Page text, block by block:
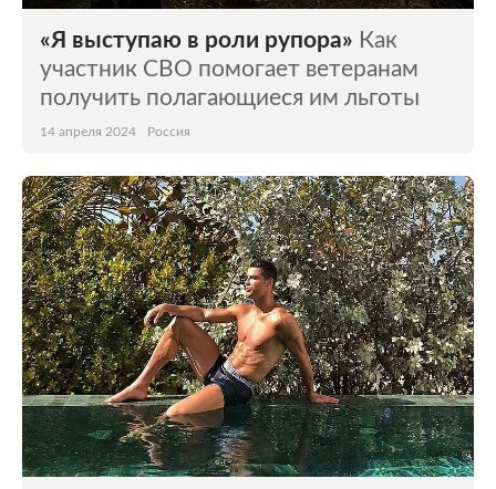
Из жизни Среда обитания
Забота о себе
«Я выступаю в роли рупора» Как
участник СВО помогает ветеранам
получить полагающиеся им льготы
14 апреля 2024 Россия